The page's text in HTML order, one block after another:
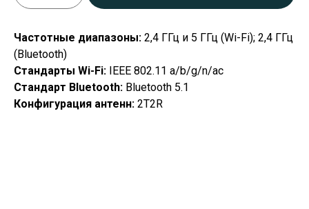
Частотные диапазоны: 2,4 ГГц и 5 ГГц (Wi-Fi); 2,4 ГГц
(Bluetooth)
Стандарты Wi-Fi: IEEE 802.11 a/b/g/n/ac
Стандарт Bluetooth: Bluetooth 5.1
Конфигурация антенн: 2T2R